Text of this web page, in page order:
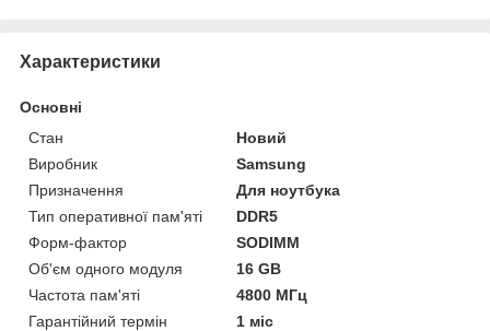
Характеристики
Основні
Стан
Новий
Виробник
Samsung
Призначення
Для ноутбука
Тип оперативної пам'яті
DDR5
Форм-фактор
SODIMM
Об'єм одного модуля
16 GB
Частота пам'яті
4800 МГц
Гарантійний термін
1 міс